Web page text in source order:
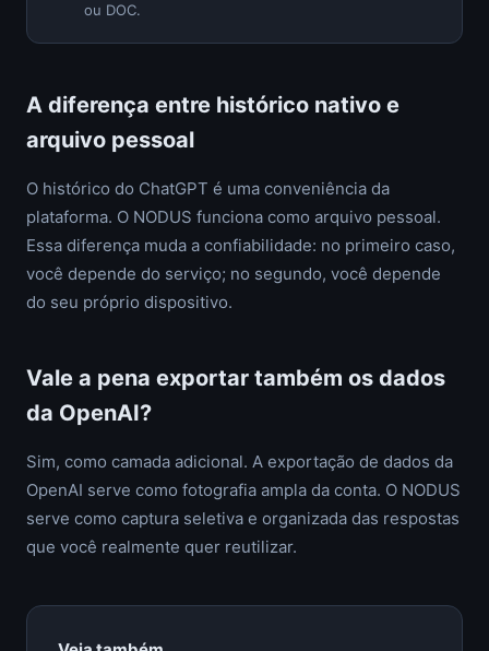
ou DOC.
A diferença entre histórico nativo e
arquivo pessoal
O histórico do ChatGPT é uma conveniência da
plataforma. O NODUS funciona como arquivo pessoal.
Essa diferença muda a confiabilidade: no primeiro caso,
você depende do serviço; no segundo, você depende
do seu próprio dispositivo.
Vale a pena exportar também os dados
da OpenAI?
Sim, como camada adicional. A exportação de dados da
OpenAI serve como fotografia ampla da conta. O NODUS
serve como captura seletiva e organizada das respostas
que você realmente quer reutilizar.